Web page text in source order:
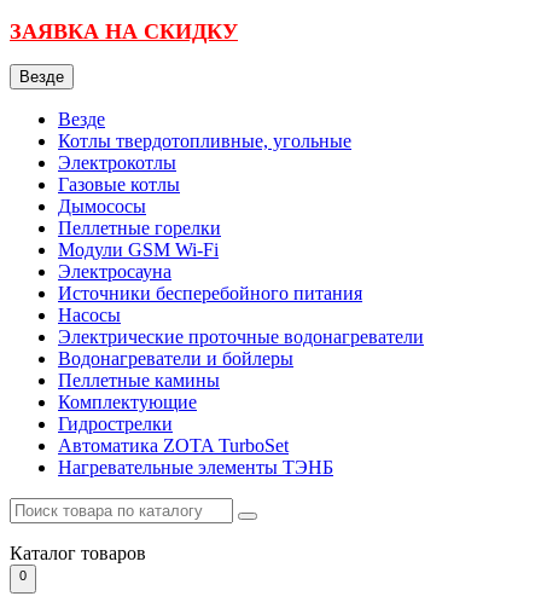
ЗАЯВКА НА СКИДКУ
Везде
Везде
Котлы твердотопливные, угольные
Электрокотлы
Газовые котлы
Дымососы
Пеллетные горелки
Модули GSM Wi-Fi
Электросауна
Источники бесперебойного питания
Насосы
Электрические проточные водонагреватели
Водонагреватели и бойлеры
Пеллетные камины
Комплектующие
Гидрострелки
Автоматика ZOTA TurboSet
Нагревательные элементы ТЭНБ
Каталог товаров
0